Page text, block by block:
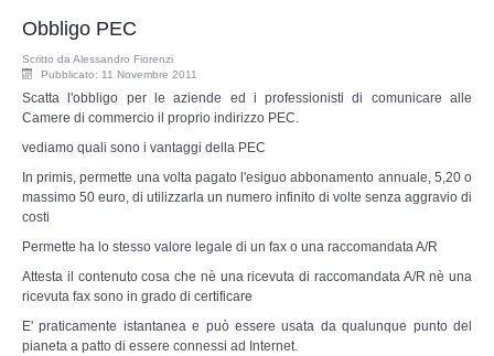
INDAGINI DIGITALI
Digital Intelligence OSINT
Indagini su computer
Copia/Acquisizione Forense
Bonifiche Digitali
Obbligo PEC
Scritto da Alessandro Fiorenzi
Pubblicato: 11 Novembre 2011
Scatta l'obbligo per le aziende ed i professionisti di comunicare alle
Camere di commercio il proprio indirizzo PEC.
vediamo quali sono i vantaggi della PEC
In primis, permette una volta pagato l'esiguo abbonamento annuale, 5,20 o
massimo 50 euro, di utilizzarla un numero infinito di volte senza aggravio di
costi
Permette ha lo stesso valore legale di un fax o una raccomandata A/R
Attesta il contenuto cosa che nè una ricevuta di raccomandata A/R nè una
ricevuta fax sono in grado di certificare
E' praticamente istantanea e può essere usata da qualunque punto del
pianeta a patto di essere connessi ad Internet.